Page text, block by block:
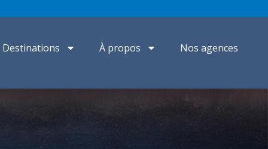
Destinations À propos Nos agences